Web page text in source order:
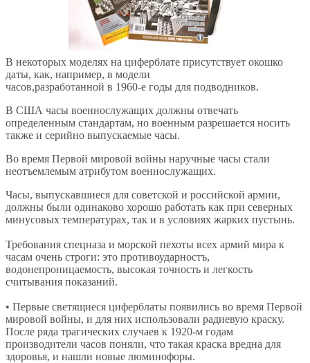
В некоторых моделях на циферблате присутствует окошко
даты, как, например, в модели
часов,разработанной в 1960-е годы для подводников.
В США часы военнослужащих должны отвечать
определенным стандартам, но военным разрешается носить
также и серийно выпускаемые часы.
Во время Первой мировой войны наручные часы стали
неотъемлемым атрибутом военнослужащих.
Часы, выпускавшиеся для советской и российской армии,
должны были одинаково хорошо работать как при северных
минусовых температурах, так и в условиях жарких пустынь.
Требования спецназа и морской пехоты всех армий мира к
часам очень строги: это противоударностъ,
водонепроницаемость, высокая точность и легкость
считывания показаний.
• Первые светящиеся циферблаты появились во время Первой
мировой войны, и для них использовали радиевую краску.
После ряда трагических случаев к 1920-м годам
производители часов поняли, что такая краска вредна для
здоровья, и нашли новые люминофоры.